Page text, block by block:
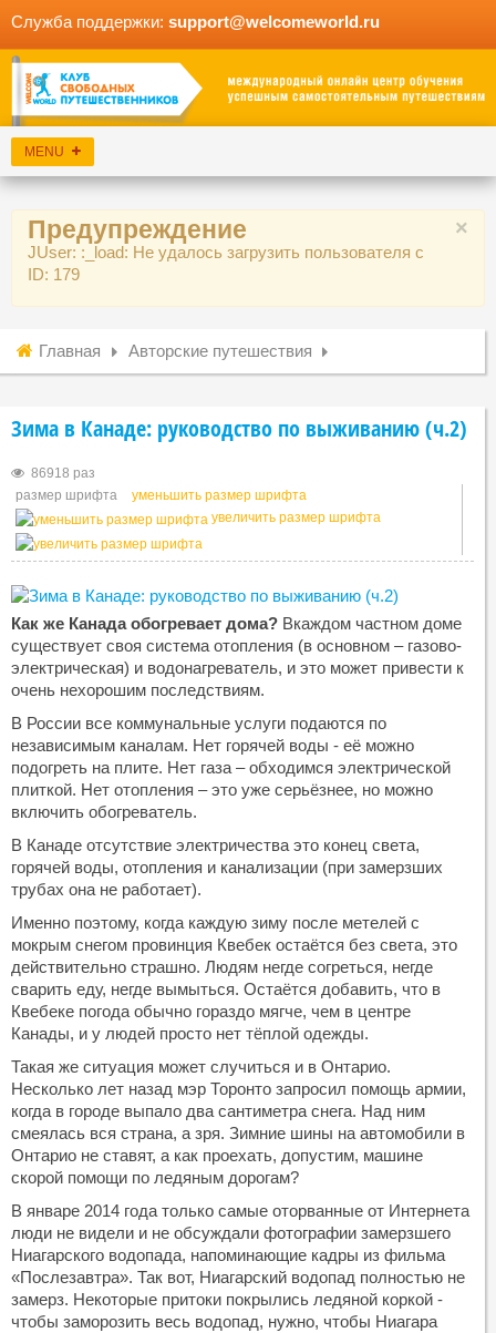
Служба поддержки: support@welcomeworld.ru
×
Предупреждение
JUser: :_load: Не удалось загрузить пользователя с
ID: 179
Главная Авторские путешествия
Зима в Канаде: руководство по выживанию (ч.2)
86918 раз
размер шрифта
уменьшить размер шрифта
увеличить размер шрифта
Как же Канада обогревает дома? Вкаждом частном доме
существует своя система отопления (в основном – газово-
электрическая) и водонагреватель, и это может привести к
очень нехорошим последствиям.
В России все коммунальные услуги подаются по
независимым каналам. Нет горячей воды - её можно
подогреть на плите. Нет газа – обходимся электрической
плиткой. Нет отопления – это уже серьёзнее, но можно
включить обогреватель.
В Канаде отсутствие электричества это конец света,
горячей воды, отопления и канализации (при замерзших
трубах она не работает).
Именно поэтому, когда каждую зиму после метелей с
мокрым снегом провинция Квебек остаётся без света, это
действительно страшно. Людям негде согреться, негде
сварить еду, негде вымыться. Остаётся добавить, что в
Квебеке погода обычно гораздо мягче, чем в центре
Канады, и у людей просто нет тёплой одежды.
Такая же ситуация может случиться и в Онтарио.
Несколько лет назад мэр Торонто запросил помощь армии,
когда в городе выпало два сантиметра снега. Над ним
смеялась вся страна, а зря. Зимние шины на автомобили в
Онтарио не ставят, а как проехать, допустим, машине
скорой помощи по ледяным дорогам?
В январе 2014 года только самые оторванные от Интернета
люди не видели и не обсуждали фотографии замерзшего
Ниагарского водопада, напоминающие кадры из фильма
«Послезавтра». Так вот, Ниагарский водопад полностью не
замерз. Некоторые притоки покрылись ледяной коркой -
чтобы заморозить весь водопад, нужно, чтобы Ниагара